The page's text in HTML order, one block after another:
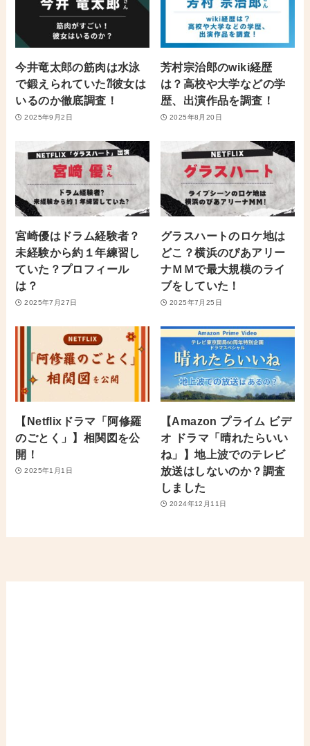
今井竜太郎の筋肉は水泳
で鍛えられていた⁈彼女は
いるのか徹底調査！
2025年9月2日
芳村宗治郎のwiki経歴
は？高校や大学などの学
歴、出演作品を調査！
2025年8月20日
宮崎優はドラム経験者？
未経験から約１年練習し
ていた？プロフィール
は？
2025年7月27日
グラスハートのロケ地は
どこ？横浜のぴあアリー
ナＭＭで最大規模のライ
ブをしていた！
2025年7月25日
【Netflixドラマ「阿修羅
のごとく」】相関図を公
開！
2025年1月1日
【Amazon プライム ビデ
オ ドラマ「晴れたらいい
ね」】地上波でのテレビ
放送はしないのか？調査
しました
2024年12月11日